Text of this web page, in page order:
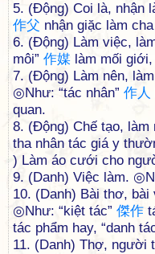
5. (Động) Coi là, nhận
作父 nhận giặc làm
6. (Động) Làm việc,
môi” 作媒 làm mối giới,
7. (Động) Làm nên,
◎Như: “tác nhân” 作人
quan.
8. (Động) Chế tạo, làm
tha nhân tác giá y
) Làm áo cưới cho
9. (Danh) Việc làm.
10. (Danh) Bài thơ, bài
◎Như: “kiệt tác” 傑作
tác phẩm hay, “danh
11. (Danh) Thợ, người